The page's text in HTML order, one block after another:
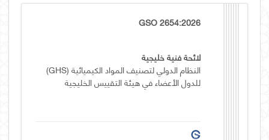
GSO 2654:2026
لائحة فنية خليجية
النظام الدولي لتصنيف المواد الكيميائية (GHS)
للدول الأعضاء في هيئة التقييس الخليجية